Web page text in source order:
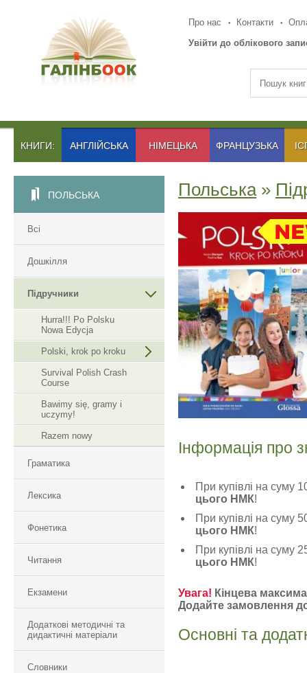
Про нас Контакти
Увійти до облікового
КНИГИ: АНГЛІЙСЬКА НІМЕЦЬКА ФРАНЦУЗЬКА
ПОЛЬСЬКА
Всі
Дошкілля
Підручники
Hurra!!! Po Polsku
Nowa Edycja
Polski, krok po kroku
Survival Polish Crash
Course
Bawimy się, gramy i
uczymy!
Razem nowy
Граматика
Лексика
Фонетика
Читання
Екзамени
Додаткові методичні та
дидактичні матеріали
Словники
Польська»
Інформація про
При купівлі на суму
цього НМК!
При купівлі на суму
цього НМК!
При купівлі на суму
цього НМК!
Увага! Кінцева
Додайте замовлення
Основні та